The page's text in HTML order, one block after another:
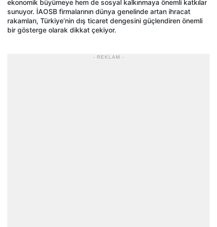
ekonomik büyümeye hem de sosyal kalkınmaya önemli katkılar
sunuyor. İAOSB firmalarının dünya genelinde artan ihracat
rakamları, Türkiye’nin dış ticaret dengesini güçlendiren önemli
bir gösterge olarak dikkat çekiyor.
- REKLAM -